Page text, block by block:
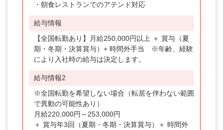
・朝食レストランでのアテンド対応
給与情報
【全国転勤あり】月給250,000円以上 ＋ 賞与（夏
期・冬期・決算賞与）+ 時間外手当 ※年齢、経験
により入社時の給与は決定します。
給与情報2
※全国転勤を希望しない場合（転居を伴わない範囲
で異動の可能性あり）
月給220,000円～253,000円
＋ 賞与年3回（夏期・冬期・決算賞与）＋ 時間外